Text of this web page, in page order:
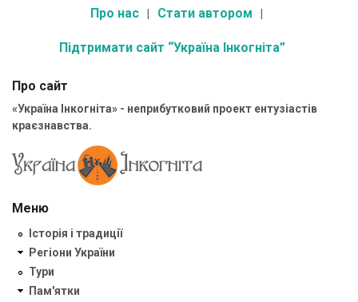
Про нас Стати автором
Підтримати сайт “Україна Інкогніта”
Про сайт
«Україна Інкогніта» - неприбутковий проект ентузіастів
краєзнавства.
Меню
Історія і традиції
Регіони України
Тури
Пам'ятки